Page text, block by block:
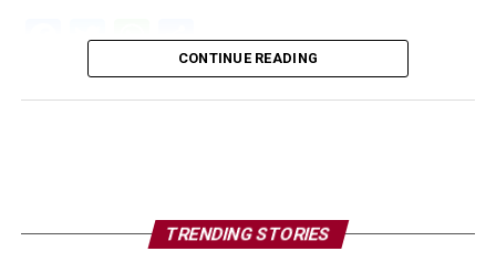
Facebook
Twitter
WhatsApp
Share
CONTINUE READING
TRENDING STORIES